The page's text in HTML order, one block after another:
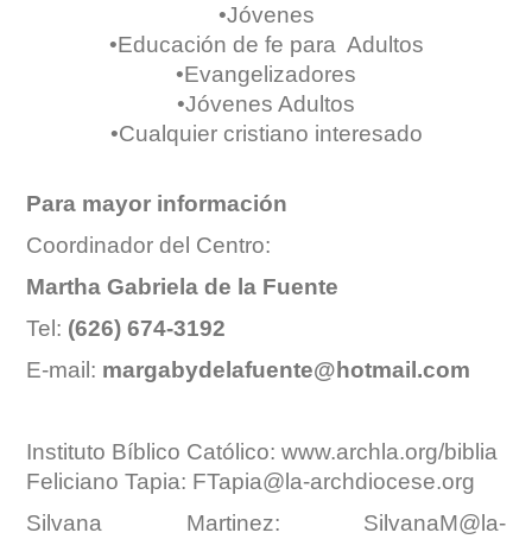
•Jóvenes
•Educación de fe para Adultos
•Evangelizadores
•Jóvenes Adultos
•Cualquier cristiano interesado
Para mayor información
Coordinador del Centro:
Martha Gabriela de la Fuente
Tel: (626) 674-3192
E-mail: margabydelafuente@hotmail.com
Instituto Bíblico Católico:www.archla.org/biblia
Feliciano Tapia: FTapia@la-archdiocese.org
Silvana Martinez: SilvanaM@la-